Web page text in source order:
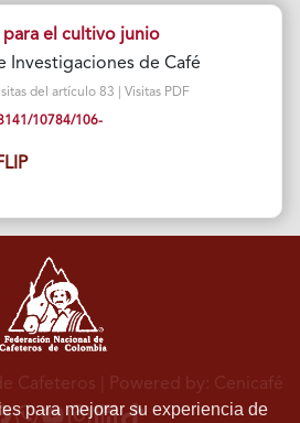
para el cultivo junio
Investigaciones de Café
del artículo 83 | Visitas PDF
10784/106-
para mejorar su experiencia de
Cafeteros | Powered by: Cenicafé